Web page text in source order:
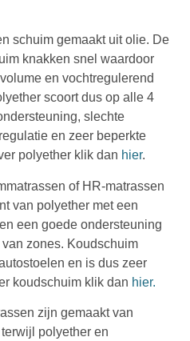
schuim gemaakt uit olie. De
knakken snel waardoor
en vochtregulerend
scoort dus op alle 4
slechte
en zeer beperkte
polyether klik dan hier.
of HR-matrassen
van polyether met een
een goede ondersteuning
zones. Koudschuim
en is dus zeer
koudschuim klik dan hier.
zijn gemaakt van
polyether en